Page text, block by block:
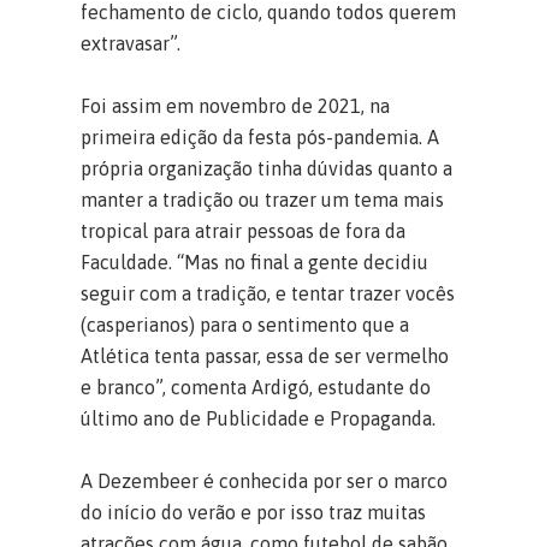
fechamento de ciclo, quando todos querem
extravasar”.
Foi assim em novembro de 2021, na
primeira edição da festa pós-pandemia. A
própria organização tinha dúvidas quanto a
manter a tradição ou trazer um tema mais
tropical para atrair pessoas de fora da
Faculdade. “Mas no final a gente decidiu
seguir com a tradição, e tentar trazer vocês
(casperianos) para o sentimento que a
Atlética tenta passar, essa de ser vermelho
e branco”, comenta Ardigó, estudante do
último ano de Publicidade e Propaganda.
A Dezembeer é conhecida por ser o marco
do início do verão e por isso traz muitas